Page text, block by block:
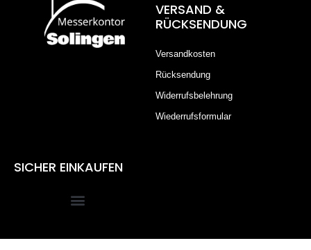
VERSAND &
RÜCKSENDUNG
Versandkosten
Rücksendung
Widerrufsbelehrung
Wiederrufsformular
SICHER EINKAUFEN